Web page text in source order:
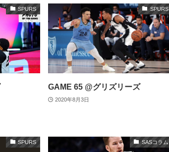
SPURS SPURS
GAME 65 @グリズリーズ
2020年8月3日
SPURS SASコラム